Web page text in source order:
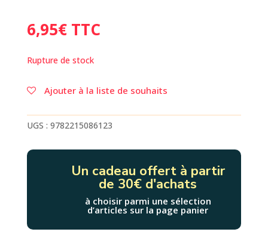
6,95€ TTC
Rupture de stock
Ajouter à la liste de souhaits
UGS : 9782215086123
Un cadeau offert à partir
de 30€ d'achats
à choisir parmi une sélection
d’articles sur la page panier